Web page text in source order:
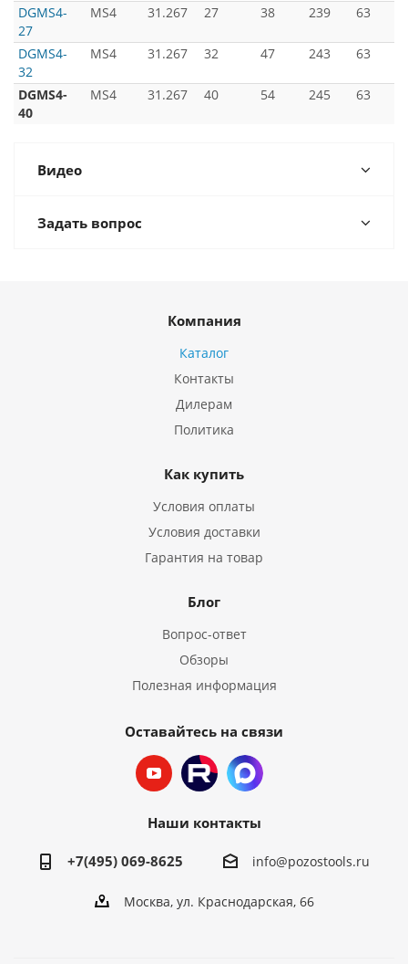
DGMS4-
27
MS4 31.267 27 38 239 63
DGMS4-
32
MS4 31.267 32 47 243 63
DGMS4-
40
MS4 31.267 40 54 245 63
Видео
Задать вопрос
Компания
Каталог
Контакты
Дилерам
Политика
Как купить
Условия оплаты
Условия доставки
Гарантия на товар
Блог
Вопрос-ответ
Обзоры
Полезная информация
Оставайтесь на связи
Наши контакты
+7(495) 069-8625 info@pozostools.ru
Москва, ул. Краснодарская, 66